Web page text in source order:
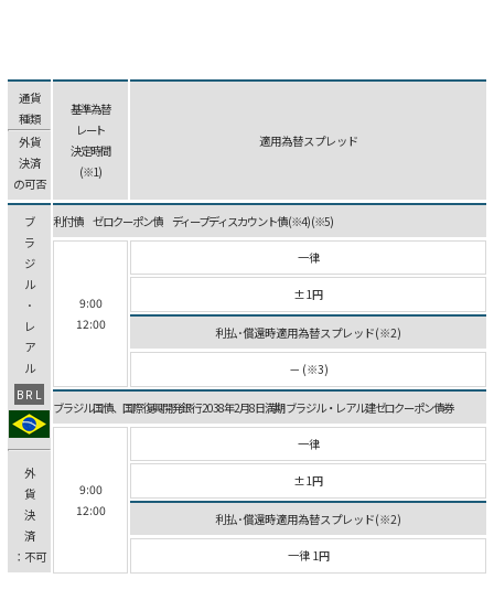
通貨
種類
外貨
決済
の可否
基準為替
レート
決定時間
(※1)
適用為替スプレッド
ブ
ラ
ジ
ル
･
レ
ア
ル
BRL
外
貨
決
済
：不可
利付債 ゼロクーポン債 ディープディスカウント債 (※4) (※5)
9:00
12:00
一律
±1円
利払･償還時適用為替スプレッド(※2)
－ (※3)
ブラジル国債、国際復興開発銀行 2038年2月8日満期 ブラジル・レアル建ゼロクーポン債券
9:00
12:00
一律
±1円
利払･償還時適用為替スプレッド(※2)
一律 1円